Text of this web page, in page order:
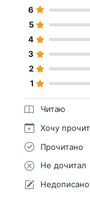
6
5
4
3
2
1
Читаю
Хочу
Прочитано
Не дочитал
Недописано